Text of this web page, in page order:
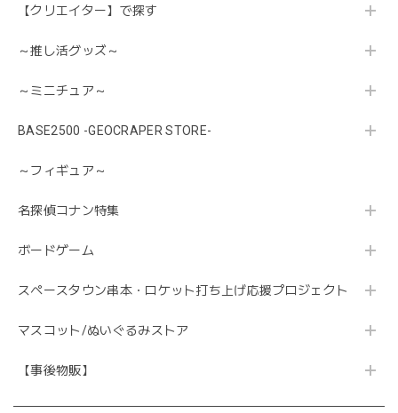
【クリエイター】で探す
～推し活グッズ～
～ミニチュア～
BASE2500 -GEOCRAPER STORE-
～フィギュア～
名探偵コナン特集
ボードゲーム
スペースタウン串本・ロケット打ち上げ応援プロジェクト
マスコット/ぬいぐるみストア
【事後物販】